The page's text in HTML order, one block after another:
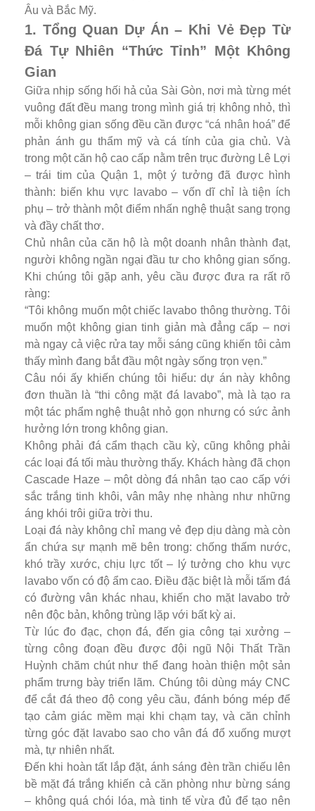
Âu và Bắc Mỹ.
1. Tổng Quan Dự Án – Khi Vẻ Đẹp Từ
Đá Tự Nhiên “Thức Tỉnh” Một Không
Gian
Giữa nhịp sống hối hả của Sài Gòn, nơi mà từng mét
vuông đất đều mang trong mình giá trị không nhỏ, thì
mỗi không gian sống đều cần được “cá nhân hoá” để
phản ánh gu thẩm mỹ và cá tính của gia chủ. Và
trong một căn hộ cao cấp nằm trên trục đường Lê Lợi
– trái tim của Quận 1, một ý tưởng đã được hình
thành: biến khu vực lavabo – vốn dĩ chỉ là tiện ích
phụ – trở thành một điểm nhấn nghệ thuật sang trọng
và đầy chất thơ.
Chủ nhân của căn hộ là một doanh nhân thành đạt,
người không ngần ngại đầu tư cho không gian sống.
Khi chúng tôi gặp anh, yêu cầu được đưa ra rất rõ
ràng:
“Tôi không muốn một chiếc lavabo thông thường. Tôi
muốn một không gian tinh giản mà đẳng cấp – nơi
mà ngay cả việc rửa tay mỗi sáng cũng khiến tôi cảm
thấy mình đang bắt đầu một ngày sống trọn vẹn.”
Câu nói ấy khiến chúng tôi hiểu: dự án này không
đơn thuần là “thi công mặt đá lavabo”, mà là tạo ra
một tác phẩm nghệ thuật nhỏ gọn nhưng có sức ảnh
hưởng lớn trong không gian.
Không phải đá cẩm thạch cầu kỳ, cũng không phải
các loại đá tối màu thường thấy. Khách hàng đã chọn
Cascade Haze – một dòng đá nhân tạo cao cấp với
sắc trắng tinh khôi, vân mây nhẹ nhàng như những
áng khói trôi giữa trời thu.
Loại đá này không chỉ mang vẻ đẹp dịu dàng mà còn
ẩn chứa sự mạnh mẽ bên trong: chống thấm nước,
khó trầy xước, chịu lực tốt – lý tưởng cho khu vực
lavabo vốn có độ ẩm cao. Điều đặc biệt là mỗi tấm đá
có đường vân khác nhau, khiến cho mặt lavabo trở
nên độc bản, không trùng lặp với bất kỳ ai.
Từ lúc đo đạc, chọn đá, đến gia công tại xưởng –
từng công đoạn đều được đội ngũ Nội Thất Trần
Huỳnh chăm chút như thể đang hoàn thiện một sản
phẩm trưng bày triển lãm. Chúng tôi dùng máy CNC
để cắt đá theo độ cong yêu cầu, đánh bóng mép để
tạo cảm giác mềm mại khi chạm tay, và căn chỉnh
từng góc đặt lavabo sao cho vân đá đổ xuống mượt
mà, tự nhiên nhất.
Đến khi hoàn tất lắp đặt, ánh sáng đèn trần chiếu lên
bề mặt đá trắng khiến cả căn phòng như bừng sáng
– không quá chói lóa, mà tinh tế vừa đủ để tạo nên